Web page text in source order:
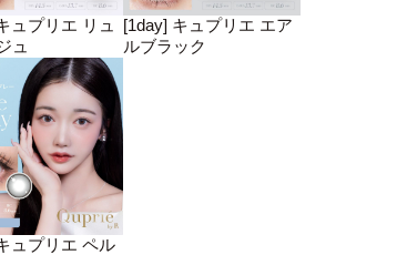
ュプリエ リュ
ュ
[1day] キュプリエ エア
ルブラック
ュプリエ ペル